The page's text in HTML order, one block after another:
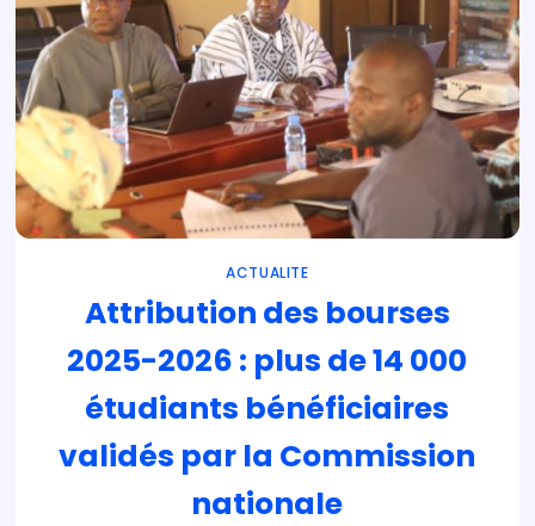
ACTUALITE
Attribution des bourses
2025-2026 : plus de 14 000
étudiants bénéficiaires
validés par la Commission
nationale